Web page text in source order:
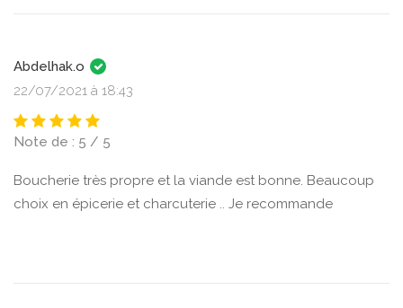
Abdelhak.o
22/07/2021 à 18:43
Note de : 5 / 5
Boucherie très propre et la viande est bonne. Beaucoup
choix en épicerie et charcuterie .. Je recommande